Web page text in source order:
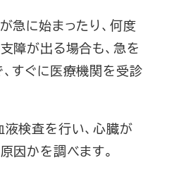
急に始まったり、何度
障が出る場合も、急を
すぐに医療機関を受診
検査を行い、心臓が
因かを調べます。